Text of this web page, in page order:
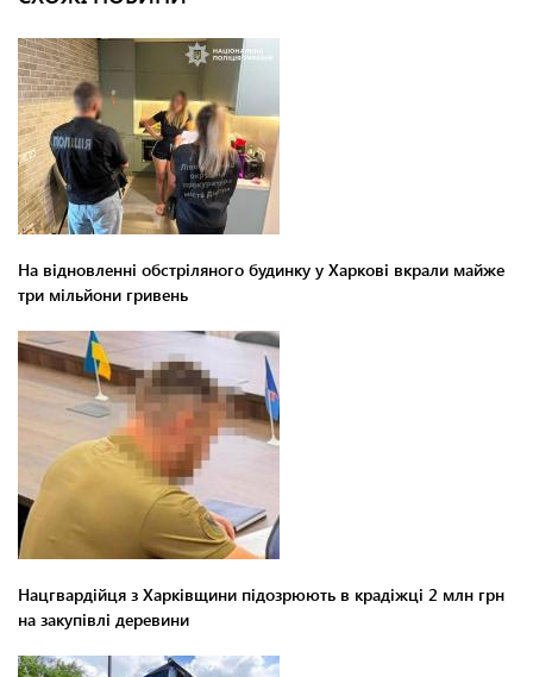
На відновленні обстріляного будинку у Харкові вкрали майже
три мільйони гривень
Нацгвардійця з Харківщини підозрюють в крадіжці 2 млн грн
на закупівлі деревини